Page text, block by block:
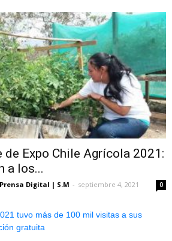
Expo Chile Agrícola 2021:
a los...
Digital | S.M - septiembre 4, 2021 0